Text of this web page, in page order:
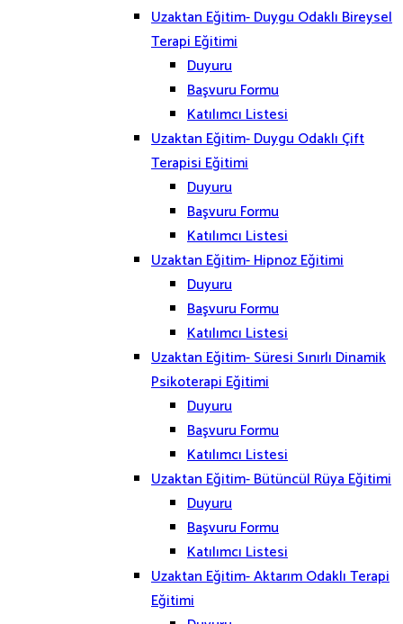
Uzaktan Eğitim- Duygu Odaklı Bireysel
Terapi Eğitimi
Duyuru
Başvuru Formu
Katılımcı Listesi
Uzaktan Eğitim- Duygu Odaklı Çift
Terapisi Eğitimi
Duyuru
Başvuru Formu
Katılımcı Listesi
Uzaktan Eğitim- Hipnoz Eğitimi
Duyuru
Başvuru Formu
Katılımcı Listesi
Uzaktan Eğitim- Süresi Sınırlı Dinamik
Psikoterapi Eğitimi
Duyuru
Başvuru Formu
Katılımcı Listesi
Uzaktan Eğitim- Bütüncül Rüya Eğitimi
Duyuru
Başvuru Formu
Katılımcı Listesi
Uzaktan Eğitim- Aktarım Odaklı Terapi
Eğitimi